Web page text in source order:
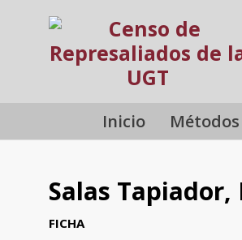
Inicio
Salas Tapiador,
FICHA